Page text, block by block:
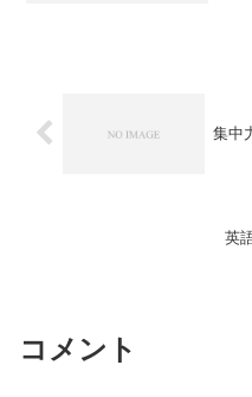
集中
英
コメント